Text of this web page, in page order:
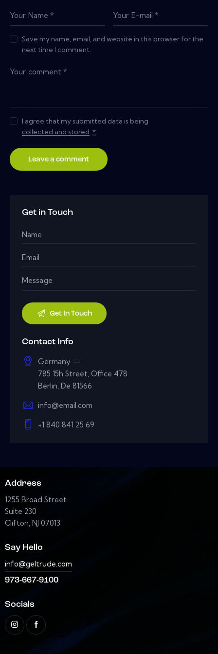
Save my name, email, and website in this browser for the
next time I comment.
I agree that my submitted data is being
collected and stored.*
Get in Touch
Contact Info
Germany —
785 15h Street, Office 478
Berlin, De 81566
info@email.com
+1 840 841 25 69
Address
1255 Broad Street
Suite 230
Clifton, NJ 07013
Say Hello
info@geltrude.com
973-667-9100
Socials